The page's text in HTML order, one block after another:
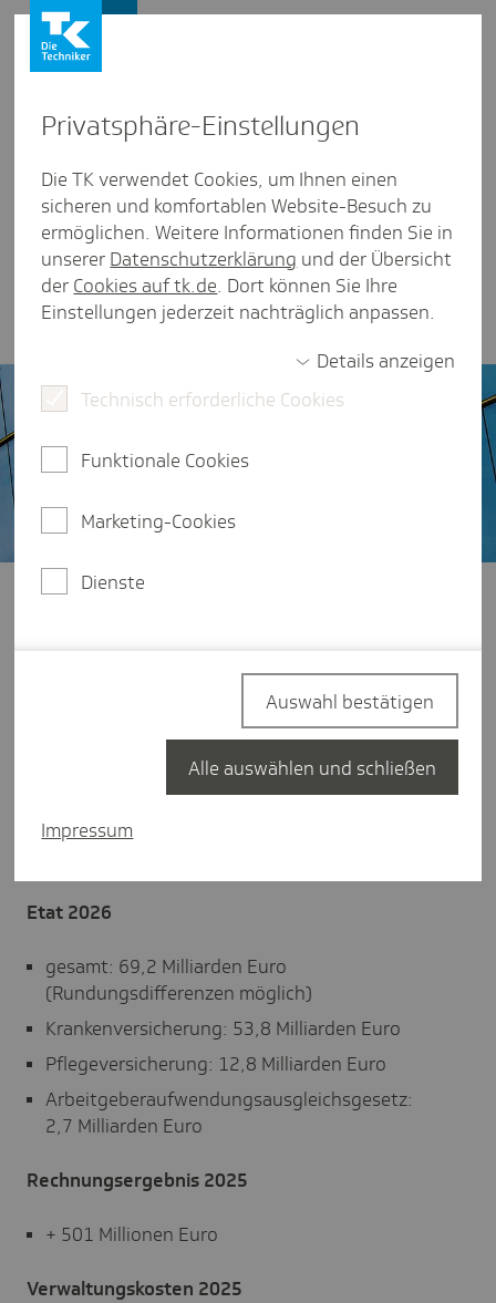
Unter­neh­mens­daten
Wie viele Kundinnen und Kunden hat die Techniker
Krankenkasse? Wie viele ehrenamtliche
Beraterinnen und Berater gibt es? Alle
Unternehmensdaten der TK im Überblick.
Privatkundinnen und -kunden
zahlende Mitglieder: 9,7 Millionen
Versicherte insgesamt: 12,4 Millionen
Etat 2026
gesamt: 69,2 Milliarden Euro
(Rundungsdifferenzen möglich)
Krankenversicherung: 53,8 Milliarden Euro
Pflegeversicherung: 12,8 Milliarden Euro
Arbeitgeberaufwendungsausgleichsgesetz:
2,7 Milliarden Euro
Rechnungsergebnis 2025
+ 501 Millionen Euro
Verwaltungskosten 2025
Privat­sphäre-Einstel­lungen
Die TK verwendet Cookies, um Ihnen einen
sicheren und komfortablen Website-Besuch zu
ermöglichen. Weitere Informationen finden Sie in
unserer Datenschutzerklärung und der Übersicht
der Cookies auf tk.de. Dort können Sie Ihre
Einstellungen jederzeit nachträglich anpassen.
Details anzeigen
Technisch erforderliche Cookies
Funktionale Cookies
Marketing-Cookies
Dienste
Impressum
Auswahl bestätigen
Alle auswählen und schließen